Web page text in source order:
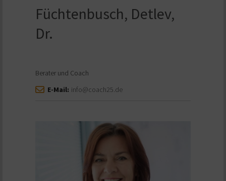
Füchtenbusch, Detlev,
Dr.
Berater und Coach
E-Mail: info@coach25.de